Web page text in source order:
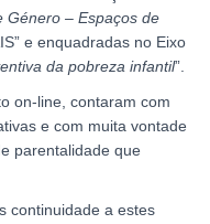
Género – Espaços de
e enquadradas no Eixo
da pobreza infantil”.
on-line, contaram com
e com muita vontade
parentalidade que
continuidade a estes